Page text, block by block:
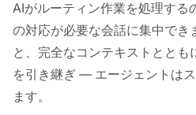
AIがルーティン作業を処理する
の対応が必要な会話に集中でき
と、完全なコンテキストととも
を引き継ぎ — エージェントは
ます。